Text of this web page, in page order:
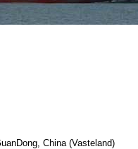
China (Vasteland)